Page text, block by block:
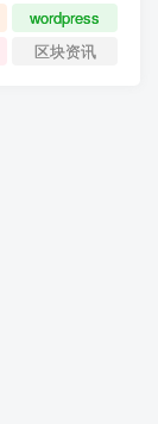
wordpress
区块资讯